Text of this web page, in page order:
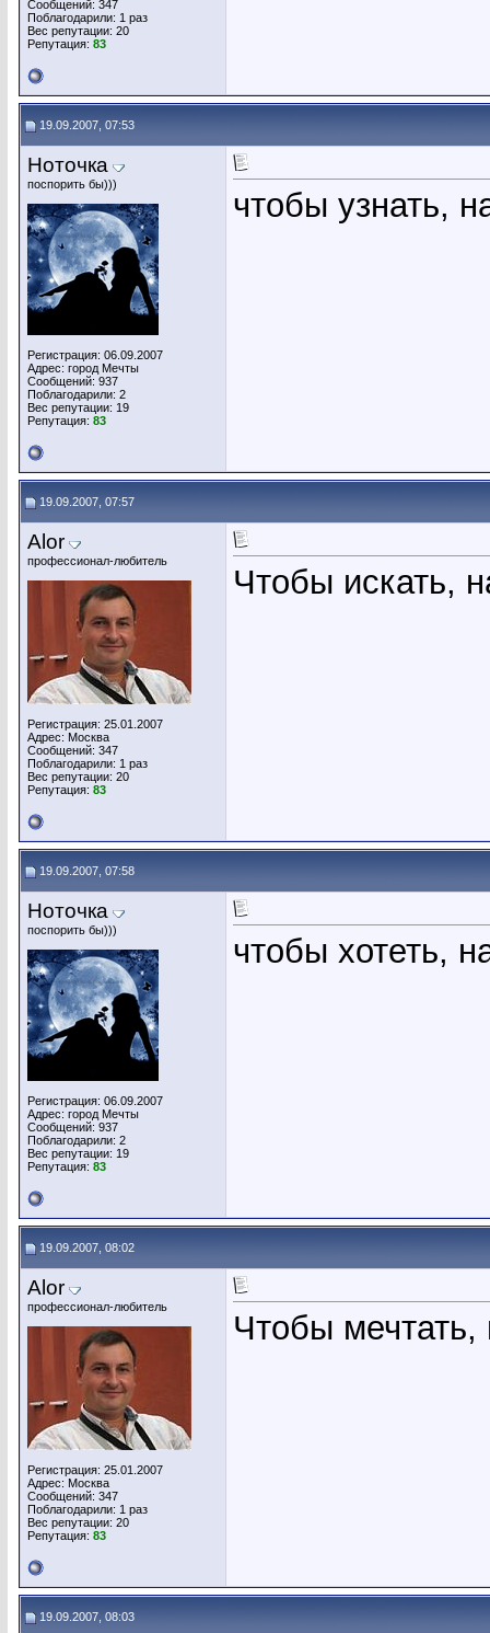
Сообщений: 347
Поблагодарили: 1 раз
Вес репутации: 20
Репутация: 83
19.09.2007, 07:53
Ноточка
поспорить бы)))
Регистрация: 06.09.2007
Адрес: город Мечты
Сообщений: 937
Поблагодарили: 2
Вес репутации: 19
Репутация: 83
чтобы узнать,
19.09.2007, 07:57
Alor
профессионал-любитель
Регистрация: 25.01.2007
Адрес: Москва
Сообщений: 347
Поблагодарили: 1 раз
Вес репутации: 20
Репутация: 83
Чтобы искать,
19.09.2007, 07:58
Ноточка
поспорить бы)))
Регистрация: 06.09.2007
Адрес: город Мечты
Сообщений: 937
Поблагодарили: 2
Вес репутации: 19
Репутация: 83
чтобы хотеть,
19.09.2007, 08:02
Alor
профессионал-любитель
Регистрация: 25.01.2007
Адрес: Москва
Сообщений: 347
Поблагодарили: 1 раз
Вес репутации: 20
Репутация: 83
Чтобы
19.09.2007, 08:03